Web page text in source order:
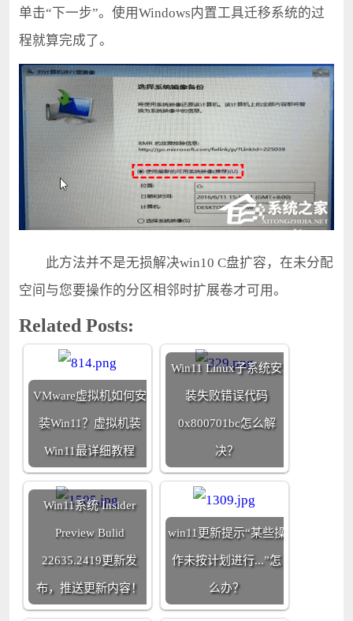
单击“下一步”。使用Windows内置工具迁移系统的过
程就算完成了。
此方法并不是无损解决win10 C盘扩容，在未分配
空间与您要操作的分区相邻时扩展卷才可用。
Related Posts:
VMware虚拟机如何安
装Win11？虚拟机装
Win11最详细教程
Win11 Linux子系统安
装失败错误代码
0x800701bc怎么解
决？
Win11系统 Insider
Preview Bulid
22635.2419更新发
布，推送更新内容！
win11更新提示“某些操
作未按计划进行...”怎
么办？